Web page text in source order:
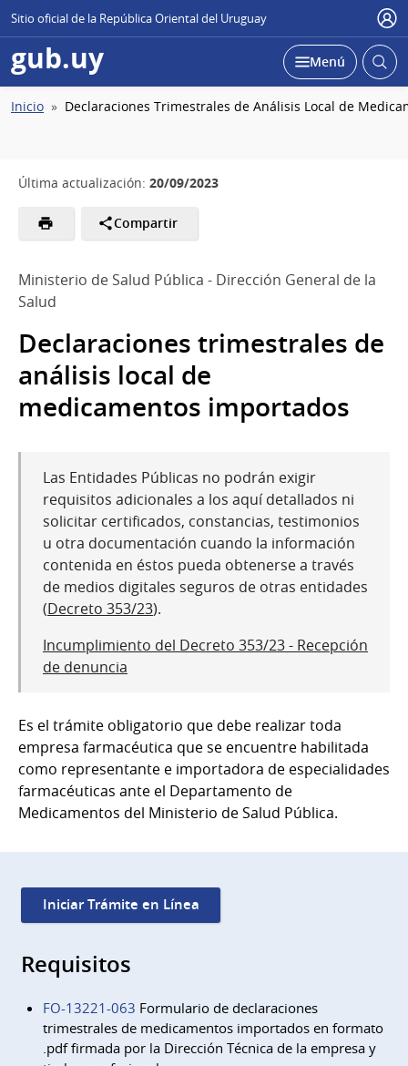
Sitio oficial de la República Oriental del Uruguay
gub.uy Desplegar
Menú Abrir
Ruta
Inicio Declaraciones Trimestrales de Análisis Local de
Última actualización: 20/09/2023
Compartir
Ministerio de Salud Pública - Dirección General de la
Salud
Declaraciones trimestrales de
análisis local de
medicamentos importados
Las Entidades Públicas no podrán exigir
requisitos adicionales a los aquí detallados ni
solicitar certificados, constancias, testimonios
u otra documentación cuando la información
contenida en éstos pueda obtenerse a través
de medios digitales seguros de otras entidades
(Decreto 353/23).
Incumplimiento del Decreto 353/23 - Recepción
de denuncia
Es el trámite obligatorio que debe realizar toda
empresa farmacéutica que se encuentre habilitada
como representante e importadora de especialidades
farmacéuticas ante el Departamento de
Medicamentos del Ministerio de Salud Pública.
Iniciar Trámite en Línea
Requisitos
FO-13221-063 Formulario de declaraciones
trimestrales de medicamentos importados en formato
.pdf firmada por la Dirección Técnica de la empresa y